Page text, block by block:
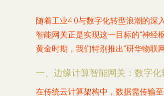
随着工业4.0与数字化转型浪潮的深
智能网关正是实现这一目标的“神经
黄金时期，我们特别推出“研华物联
一、边缘计算智能网关：数字
在传统云计算架构中，数据需传输